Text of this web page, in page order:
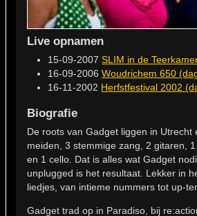
Live opnamen
15-09-2007SLIM in de
16-09-2006Woudrichem 650
16-11-2002 Herfstfestival 2002
Biografie
De roots van Gadget liggen in Utrecht
meiden, 3 stemmige zang, 2 gitaren,
en 1 cello. Dat is alles wat Gadget
unplugged is het resultaat. Lekker in
liedjes, van intieme nummers tot up-
Gadget trad op in Paradiso, bij